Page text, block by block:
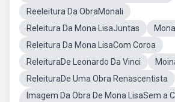
Reeleitura Da ObraMonali
Releitura Da Mona LisaJuntas
Releitura Da Mona LisaCom Coroa
ReleituraDe Leonardo Da Vinci
ReleituraDe Uma Obra Renascentista
Imagem Da Obra De Mona LisaSem a